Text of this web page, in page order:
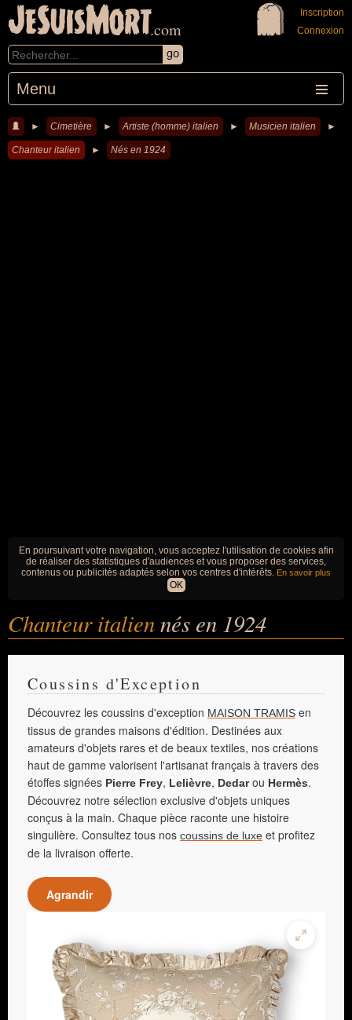
JeSuisMort.com
Menu
Inscription
Connexion
► Cimetière ► Artiste (homme) italien ► Musicien italien ►
Chanteur italien ► Nés en 1924
En poursuivant votre navigation, vous acceptez l'utilisation de cookies afin
de réaliser des statistiques d'audiences et vous proposer des services,
contenus ou publicités adaptés selon vos centres d'intérêts. En savoir plus
OK
Chanteur italiennés en 1924
Coussins d'Exception
Découvrez les coussins d'exception MAISON TRAMIS en
tissus de grandes maisons d'édition. Destinées aux
amateurs d'objets rares et de beaux textiles, nos créations
haut de gamme valorisent l'artisanat français à travers des
étoffes signées Pierre Frey, Lelièvre, Dedarou Hermès.
Découvrez notre sélection exclusive d'objets uniques
conçus à la main. Chaque pièce raconte une histoire
singulière. Consultez tous nos coussins de luxe et profitez
de la livraison offerte.
Agrandir